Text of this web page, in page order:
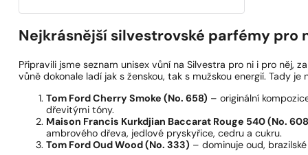
Nejkrásnější silvestrovské parfémy pro
Připravili jsme seznam unisex vůní na Silvestra pro ni i pro něj,
vůně dokonale ladí jak s ženskou, tak s mužskou energií. Tady je
Tom Ford Cherry Smoke (No. 658) – originální
dřevitými tóny.
Maison Francis Kurkdjian Baccarat Rouge 540 (No.
ambrového dřeva, jedlové pryskyřice, cedru a cukru.
Tom Ford Oud Wood (No. 333) – dominuje oud,